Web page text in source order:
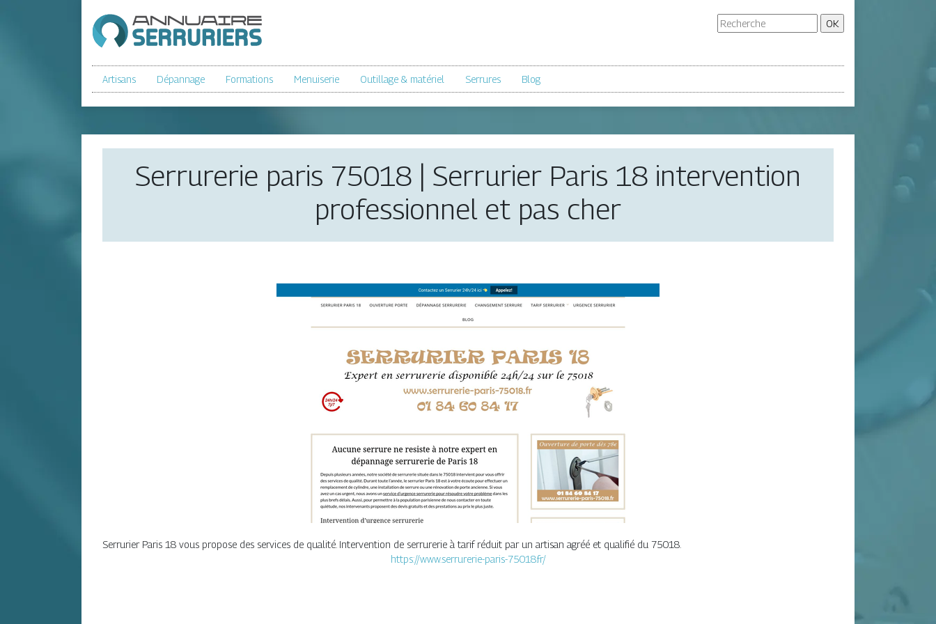
Artisans Dépannage Formations Menuiserie Outillage & matériel Serrures Blog
Serrurerie paris 75018 | Serrurier Paris 18 in­terven­tion
profes­sion­nel et pas cher
Serrurier Paris 18 vous propose des services de qualité. Intervention de serrurerie à tarif réduit par un artisan agréé et qualifié du 75018.
https://www.serrurerie-paris-75018.fr/